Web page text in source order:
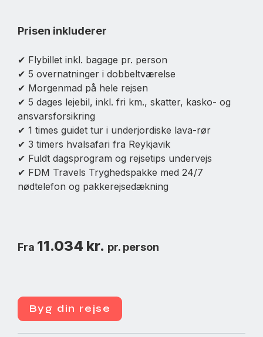
Prisen inkluderer
✔ Flybillet inkl. bagage pr. person
✔ 5 overnatninger i dobbeltværelse
✔ Morgenmad på hele rejsen
✔ 5 dages lejebil, inkl. fri km., skatter, kasko- og
ansvarsforsikring
✔ 1 times guidet tur i underjordiske lava-rør
✔ 3 timers hvalsafari fra Reykjavik
✔ Fuldt dagsprogram og rejsetips undervejs
✔ FDM Travels Tryghedspakke med 24/7
nødtelefon og pakkerejsedækning
Fra 11.034 kr. pr. person
Byg din rejse